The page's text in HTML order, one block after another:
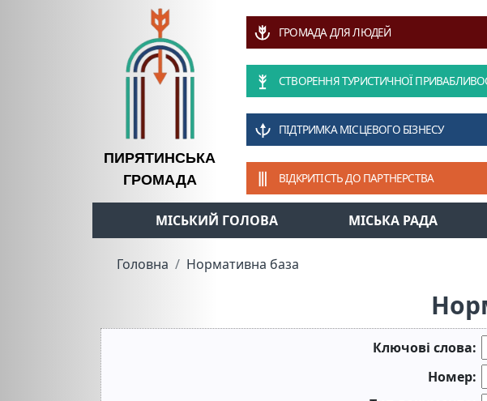
ПИРЯТИНСЬКА
ГРОМАДА
ГРОМАДА ДЛЯ ЛЮДЕЙ
СТВОРЕННЯ ТУРИСТИЧНОЇ
ПІДТРИМКА МІСЦЕВОГО БІЗНЕСУ
ВІДКРИТІСТЬ ДО ПАРТНЕРСТВА
МІСЬКИЙ ГОЛОВА МІСЬКА РАДА
Головна Нормативна база
Ключові слова:
Номер: